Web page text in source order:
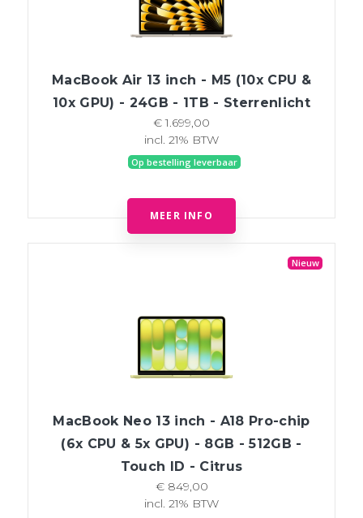
MacBook Air 13 inch - M5 (10x CPU &
10x GPU) - 24GB - 1TB - Sterrenlicht
€ 1.699,00
incl. 21% BTW
Op bestelling leverbaar
MEER INFO
Nieuw
MacBook Neo 13 inch - A18 Pro-chip
(6x CPU & 5x GPU) - 8GB - 512GB -
Touch ID - Citrus
€ 849,00
incl. 21% BTW